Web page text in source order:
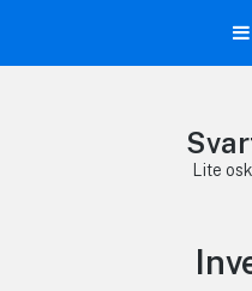
Lite